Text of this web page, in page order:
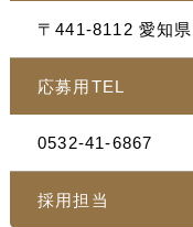
〒441-8112 愛知
応募用TEL
0532-41-6867
採用担当